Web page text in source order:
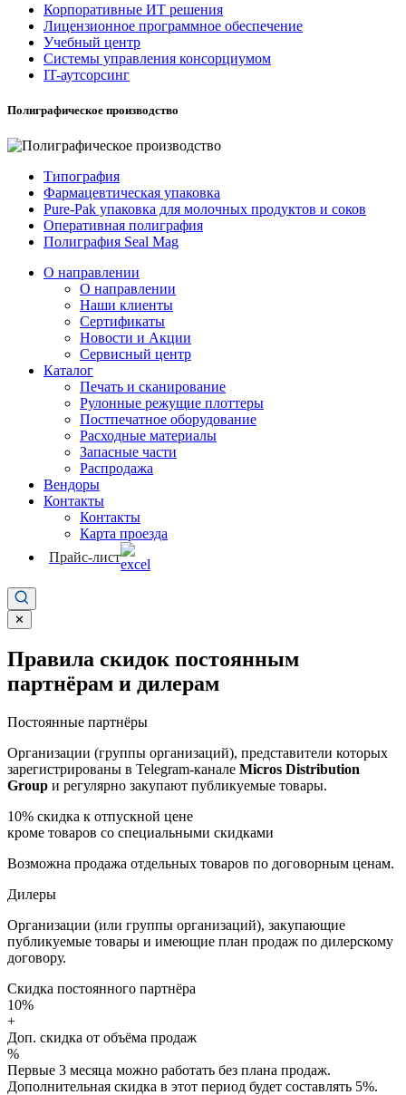
Корпоративные ИТ решения
Лицензионное программное обеспечение
Учебный центр
Системы управления консорциумом
IT-аутсорсинг
Полиграфическое производство
Типография
Фармацевтическая упаковка
Pure-Pak упаковка для молочных продуктов и соков
Оперативная полиграфия
Полиграфия Seal Mag
О направлении
О направлении
Наши клиенты
Сертификаты
Новости и Акции
Сервисный центр
Каталог
Печать и сканирование
Рулонные режущие плоттеры
Постпечатное оборудование
Расходные материалы
Запасные части
Распродажа
Вендоры
Контакты
Контакты
Карта проезда
Прайс-лист
✕
Правила скидок постоянным
партнёрам и дилерам
Постоянные партнёры
Организации (группы организаций), представители которых
зарегистрированы в Telegram-канале Micros Distribution
Group и регулярно закупают публикуемые товары.
10% скидка к отпускной цене
кроме товаров со специальными скидками
Возможна продажа отдельных товаров по договорным ценам.
Дилеры
Организации (или группы организаций), закупающие
публикуемые товары и имеющие план продаж по дилерскому
договору.
Скидка постоянного партнёра
10%
+
Доп. скидка от объёма продаж
%
Первые 3 месяца можно работать без плана продаж.
Дополнительная скидка в этот период будет составлять 5%.